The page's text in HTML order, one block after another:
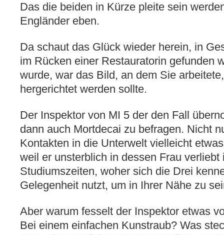
Das die beiden in Kürze pleite sein
Engländer eben.
Da schaut das Glück wieder herein, in
im Rücken einer Restauratorin gefunden
wurde, war das Bild, an dem Sie
hergerichtet werden sollte.
Der Inspektor von MI 5 der den Fall
dann auch Mortdecai zu befragen. Nicht
Kontakten in die Unterwelt vielleicht
weil er unsterblich in dessen Frau verliebt
Studiumszeiten, woher sich die Drei
Gelegenheit nutzt, um in Ihrer Nähe zu
Aber warum fesselt der Inspektor etwas
Bei einem einfachen Kunstraub? Was